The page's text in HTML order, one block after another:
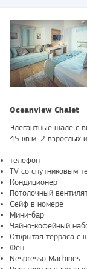
Oceanview Chalet
Элегантные шале с
45 кв.м, 2 взрослых
телефон
TV со спутниковым
Кондиционер
Потолочный
Сейф в номере
Мини-бар
Чайно-кофейный
Открытая терраса с
Фен
Nespresso Machines